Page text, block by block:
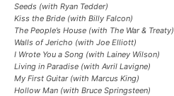
Seeds (with Ryan Tedder)
Kiss the Bride (with Billy Falcon)
The People’s House (with The War & Treaty)
Walls of Jericho (with Joe Elliott)
I Wrote You a Song (with Lainey Wilson)
Living in Paradise (with Avril Lavigne)
My First Guitar (with Marcus King)
Hollow Man (with Bruce Springsteen)